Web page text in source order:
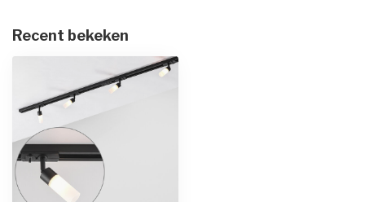
Recent bekeken